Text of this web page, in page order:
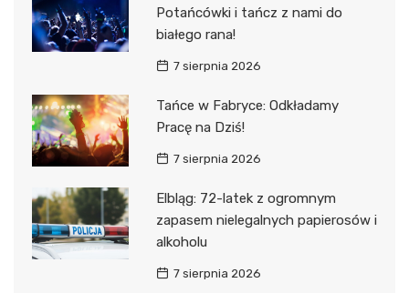
Potańcówki i tańcz z nami do
białego rana!
7 sierpnia 2026
Tańce w Fabryce: Odkładamy
Pracę na Dziś!
7 sierpnia 2026
Elbląg: 72-latek z ogromnym
zapasem nielegalnych papierosów i
alkoholu
7 sierpnia 2026